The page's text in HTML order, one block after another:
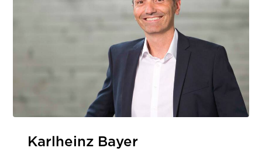
Karlheinz Bayer